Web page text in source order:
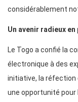
considérablement
Un avenir radieux
Le Togo a confié la
électronique à des
initiative, la réfection
une opportunité pour